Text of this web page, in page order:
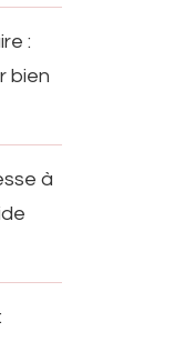
:
bien
à